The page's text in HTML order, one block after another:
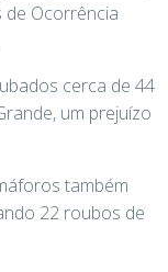
Ocorrência
cerca de 44
um prejuízo
também
22 roubos de